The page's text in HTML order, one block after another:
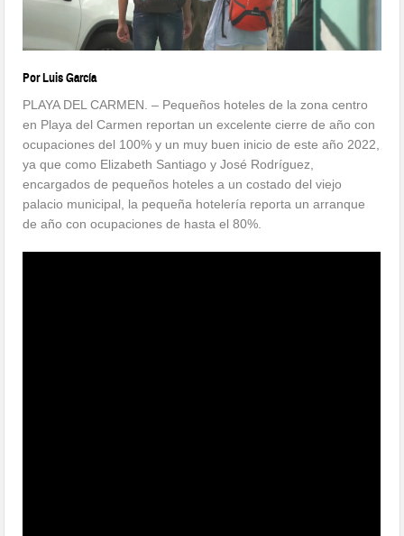
Por Luis García
PLAYA DEL CARMEN. – Pequeños hoteles de la zona centro
en Playa del Carmen reportan un excelente cierre de año con
ocupaciones del 100% y un muy buen inicio de este año 2022,
ya que como Elizabeth Santiago y José Rodríguez,
encargados de pequeños hoteles a un costado del viejo
palacio municipal, la pequeña hotelería reporta un arranque
de año con ocupaciones de hasta el 80%.